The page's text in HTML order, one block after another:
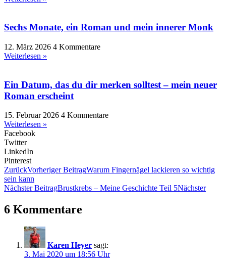
Sechs Monate, ein Roman und mein innerer Monk
12. März 2026 4 Kommentare
Weiterlesen »
Ein Datum, das du dir merken solltest – mein neuer
Roman erscheint
15. Februar 2026 4 Kommentare
Weiterlesen »
Facebook
Twitter
LinkedIn
Pinterest
ZurückVorheriger BeitragWarum Fingernägel lackieren so wichtig
sein kann
Nächster BeitragBrustkrebs – Meine Geschichte Teil 5Nächster
6 Kommentare
Karen Heyer sagt:
3. Mai 2020 um 18:56 Uhr